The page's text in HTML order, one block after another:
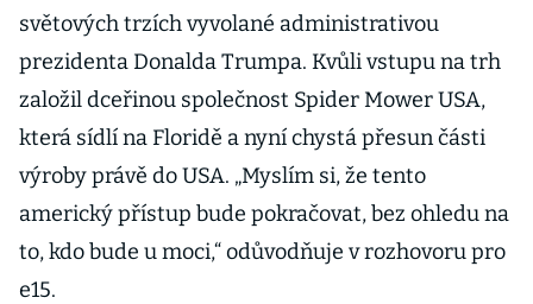
světových trzích vyvolané administrativou
prezidenta Donalda Trumpa. Kvůli vstupu na trh
založil dceřinou společnost Spider Mower USA,
která sídlí na Floridě a nyní chystá přesun části
výroby právě do USA. „Myslím si, že tento
americký přístup bude pokračovat, bez ohledu na
to, kdo bude u moci,“ odůvodňuje v rozhovoru pro
e15.